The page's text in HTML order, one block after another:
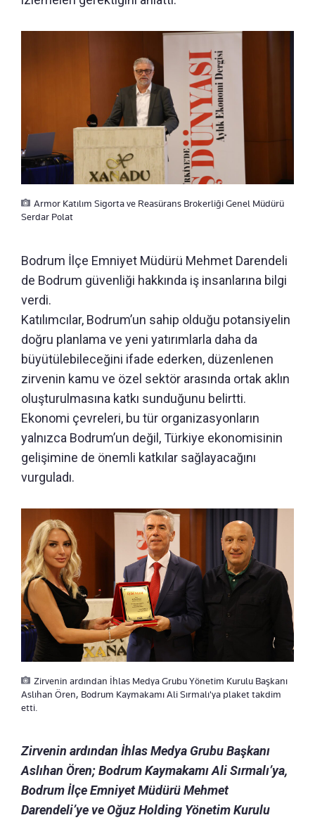
Armor Katılım Sigorta ve Reasürans Brokerliği Genel Müdürü
Serdar Polat
Bodrum İlçe Emniyet Müdürü Mehmet Darendeli
de Bodrum güvenliği hakkında iş insanlarına bilgi
verdi.
Katılımcılar, Bodrum’un sahip olduğu potansiyelin
doğru planlama ve yeni yatırımlarla daha da
büyütülebileceğini ifade ederken, düzenlenen
zirvenin kamu ve özel sektör arasında ortak aklın
oluşturulmasına katkı sunduğunu belirtti.
Ekonomi çevreleri, bu tür organizasyonların
yalnızca Bodrum’un değil, Türkiye ekonomisinin
gelişimine de önemli katkılar sağlayacağını
vurguladı.
Zirvenin ardından İhlas Medya Grubu Yönetim Kurulu Başkanı
Aslıhan Ören, Bodrum Kaymakamı Ali Sırmalı'ya plaket takdim
etti.
Zirvenin ardından İhlas Medya Grubu Başkanı
Aslıhan Ören; Bodrum Kaymakamı Ali Sırmalı’ya,
Bodrum İlçe Emniyet Müdürü Mehmet
Darendeli’ye ve Oğuz Holding Yönetim Kurulu